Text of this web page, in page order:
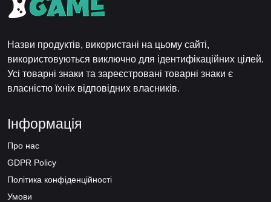
Назви продуктів, використані на цьому сайті,
використовуються виключно для ідентифікаційних цілей.
Усі товарні знаки та зареєстровані товарні знаки є
власністю їхніх відповідних власників.
Інформація
Про нас
GDPR Policy
Політика конфіденційності
Умови